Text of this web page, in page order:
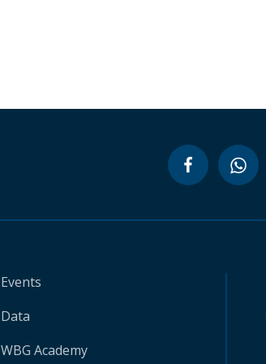
Events
Data
WBG Academy